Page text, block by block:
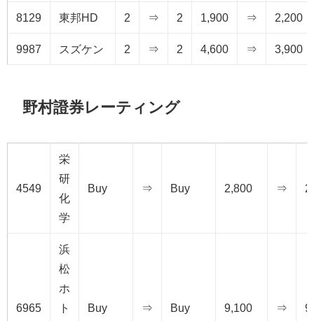
8129 東邦HD 2 ⇒ 2 1,900 ⇒ 2,200
9987 スズケン 2 ⇒ 2 4,600 ⇒ 3,900
野村證券レーティング
4549
栄
研
化
学
Buy ⇒ Buy 2,800 ⇒
6965
浜
松
ホ
ト
Buy ⇒ Buy 9,100 ⇒